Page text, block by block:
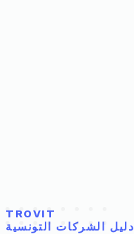
TROVIT
دليل الشركات التونسية